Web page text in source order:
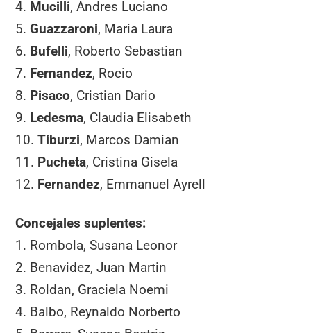
4. Mucilli, Andres Luciano
5. Guazzaroni, Maria Laura
6. Bufelli, Roberto Sebastian
7. Fernandez, Rocio
8. Pisaco, Cristian Dario
9. Ledesma, Claudia Elisabeth
10.Tiburzi, Marcos Damian
11. Pucheta, Cristina Gisela
12. Fernandez, Emmanuel Ayrell
Concejales suplentes:
1. Rombola, Susana Leonor
2. Benavidez, Juan Martin
3. Roldan, Graciela Noemi
4. Balbo, Reynaldo Norberto